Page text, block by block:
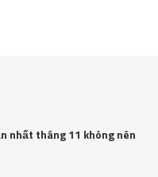
nhất tháng 11 không nên